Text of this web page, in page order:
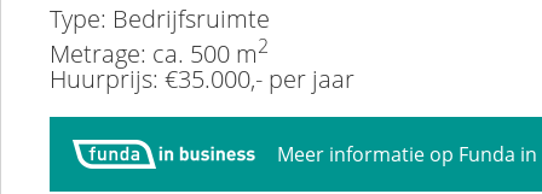
Type: Bedrijfsruimte
Metrage: ca. 500 m2
Huurprijs: €35.000,- per jaar
Meer informatie op Funda in